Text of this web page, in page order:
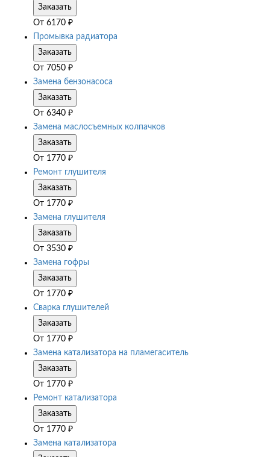
Заказать
От 6170 ₽
Промывка радиатора
Заказать
От 7050 ₽
Замена бензонасоса
Заказать
От 6340 ₽
Замена маслосъемных колпачков
Заказать
От 1770 ₽
Ремонт глушителя
Заказать
От 1770 ₽
Замена глушителя
Заказать
От 3530 ₽
Замена гофры
Заказать
От 1770 ₽
Сварка глушителей
Заказать
От 1770 ₽
Замена катализатора на пламегаситель
Заказать
От 1770 ₽
Ремонт катализатора
Заказать
От 1770 ₽
Замена катализатора